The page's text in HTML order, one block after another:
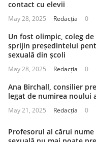
contact cu elevii
May 28, 2025 Redacția 0
Un fost olimpic, coleg
sprijin președintelui
sexuală din școli
May 28, 2025 Redacția 0
Ana Birchall, consilier
legat de numirea noului
May 21, 2025 Redacția 0
Profesorul al cărui